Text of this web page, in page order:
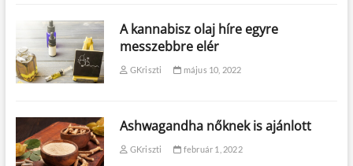
A kannabisz olaj híre egyre
messzebbre elér
GKriszti május 10, 2022
Ashwagandha nőknek is ajánlott
GKriszti február 1, 2022